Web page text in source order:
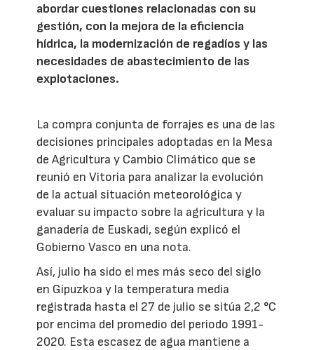
abordar cuestiones relacionadas con su
gestión, con la mejora de la eficiencia
hídrica, la modernización de regadíos y las
necesidades de abastecimiento de las
explotaciones.
La compra conjunta de forrajes es una de las
decisiones principales adoptadas en la Mesa
de Agricultura y Cambio Climático que se
reunió en Vitoria para analizar la evolución
de la actual situación meteorológica y
evaluar su impacto sobre la agricultura y la
ganadería de Euskadi, según explicó el
Gobierno Vasco en una nota.
Así, julio ha sido el mes más seco del siglo
en Gipuzkoa y la temperatura media
registrada hasta el 27 de julio se sitúa 2,2 °C
por encima del promedio del periodo 1991-
2020. Esta escasez de agua mantiene a